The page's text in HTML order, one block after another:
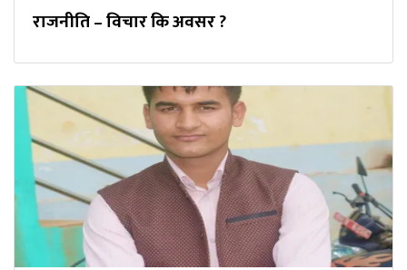
राजनीति – विचार कि अवसर ?